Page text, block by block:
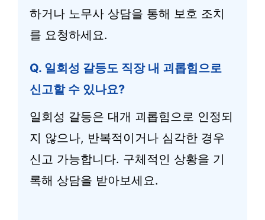
하거나 노무사 상담을 통해 보호 조치
를 요청하세요.
Q. 일회성 갈등도 직장 내 괴롭힘으로
신고할 수 있나요?
일회성 갈등은 대개 괴롭힘으로 인정되
지 않으나, 반복적이거나 심각한 경우
신고 가능합니다. 구체적인 상황을 기
록해 상담을 받아보세요.